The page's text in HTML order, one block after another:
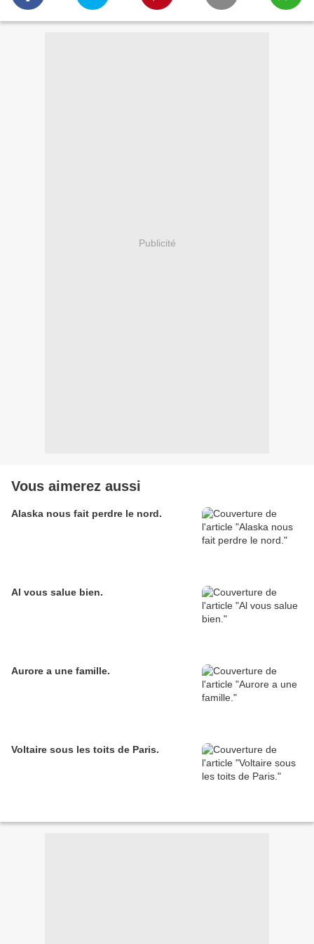
Publicité
Vous aimerez aussi
Alaska nous fait perdre le nord.
Al vous salue bien.
Aurore a une famille.
Voltaire sous les toits de Paris.